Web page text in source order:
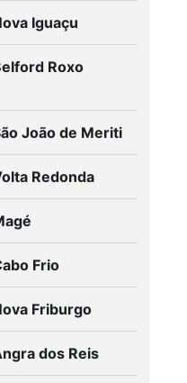
Iguaçu
Roxo
João de Meriti
Redonda
Frio
Friburgo
dos Reis